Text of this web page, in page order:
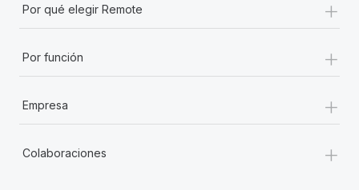
Por qué elegir Remote +
Por función +
Empresa +
Colaboraciones +